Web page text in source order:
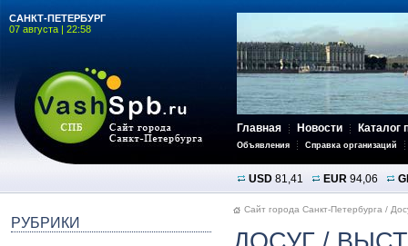
САНКТ-ПЕТЕРБУРГ
07 августа | 22:58
Главная Новости Каталог
Объявления Справка организаций
USD 81,41 EUR 94,06
РУБРИКИ
Сайт города Санкт-Петербурга /